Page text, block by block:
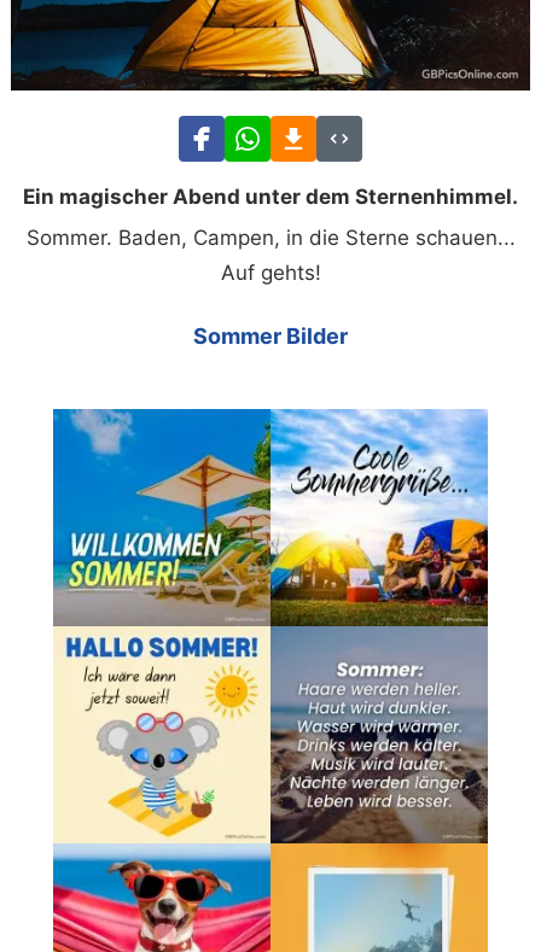
Ein magischer Abend unter dem Sternenhimmel.
Sommer. Baden, Campen, in die Sterne schauen...
Auf gehts!
Sommer Bilder